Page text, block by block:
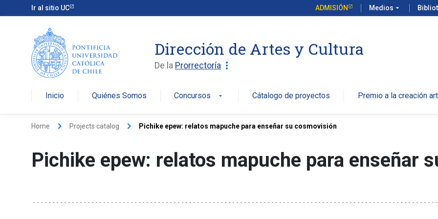
Ir al sitio UC ADMISIÓN Medios arrow_drop_down
Dirección de Artes y Cultura
De la Prorrectoría more_vert
Inicio Quiénes Somos Concursos arrow_drop_down Cátalogo de proyectos Premio a la creación
Home keyboard_arrow_right Projects catalog keyboard_arrow_right Pichike epew: relatos mapuche para enseñar su cosmovisión
Pichike epew: relatos mapuche para enseñar